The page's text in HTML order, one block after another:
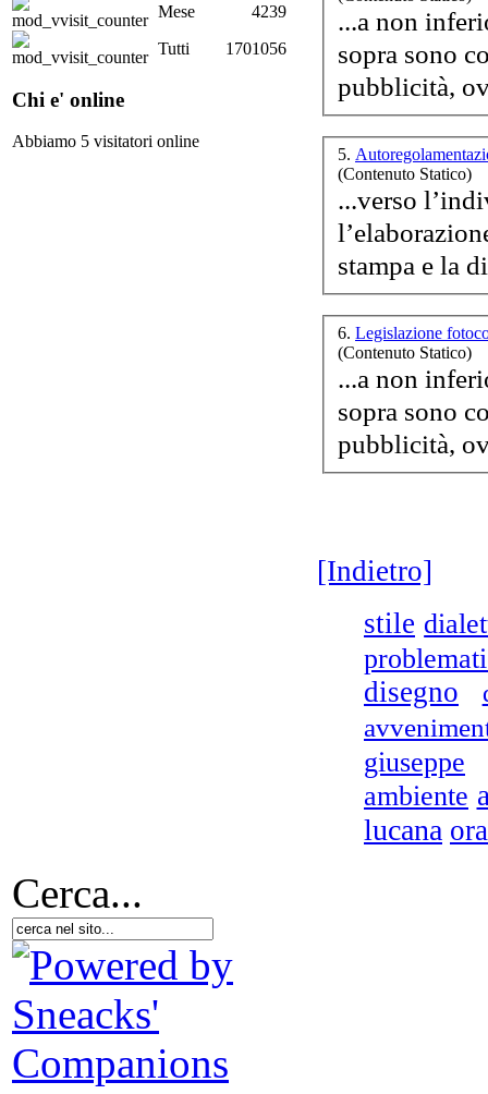
Mese
4239
Tutti
1701056
Chi e' online
Abbiamo 5 visitatori online
...a non
sopra sono
pubblicità,
5.
(Contenuto Statico)
...verso
6. Legislazione
(Contenuto Statico)
...a non
sopra sono
pubblicità,
[Indietro]
stile
disegno
giuseppe
ambiente
lucana
Cerca...